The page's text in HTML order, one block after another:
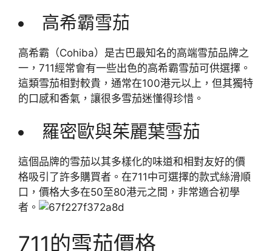
高希霸雪茄
高希霸（Cohiba）是古巴最知名的高端雪茄品牌之
一，711經常會有一些出色的高希霸雪茄可供選擇。
這類雪茄相對較貴，通常在100港元以上，但其獨特
的口感和香氣，讓很多雪茄迷懂得珍惜。
羅密歐與茱麗葉雪茄
這個品牌的雪茄以其多樣化的味道和相對友好的價
格吸引了許多購買者。在711中可選擇的款式絲滑順
口，價格大多在50至80港元之間，非常適合初學
者。
711的雪茄價格